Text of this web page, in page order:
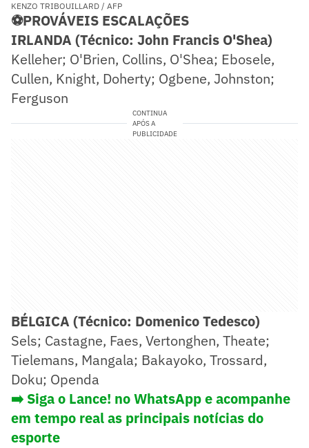
KENZO TRIBOUILLARD / AFP
⚽PROVÁVEIS ESCALAÇÕES
IRLANDA (Técnico: John Francis O'Shea)
Kelleher; O'Brien, Collins, O'Shea; Ebosele,
Cullen, Knight, Doherty; Ogbene, Johnston;
Ferguson
CONTINUA
APÓS A
PUBLICIDADE
BÉLGICA (Técnico: Domenico Tedesco)
Sels; Castagne, Faes, Vertonghen, Theate;
Tielemans, Mangala; Bakayoko, Trossard,
Doku; Openda
➡️ Siga o Lance! no WhatsApp e acompanhe
em tempo real as principais notícias do
esporte